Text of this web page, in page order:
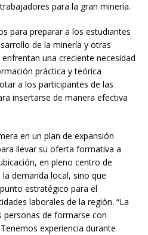
para la gran minería.
para preparar a los estudiantes
de la minería y otras
una creciente necesidad
práctica y teórica
a los participantes de las
insertarse de manera efectiva
en un plan de expansión
llevar su oferta formativa a
en pleno centro de
demanda local, sino que
estratégico para el
laborales de la región. “La
personas de formarse con
experiencia durante